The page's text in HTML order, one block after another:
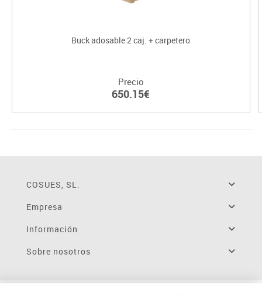
Buck adosable 2 caj. + carpetero
Precio
650.15€
COSUES, SL.
Empresa
Información
Sobre nosotros